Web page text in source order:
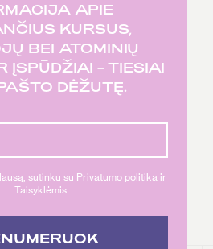
APIE
KURSUS,
BEI ATOMINIŲ
ĮSPŪDŽIAI – TIESIAI
DĖŽUTĘ.
sutinku su Privatumo politika ir
Taisyklėmis.